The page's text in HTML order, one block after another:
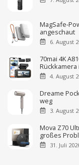
MagSafe-
angeschaut
6. August
70mai 4K
4. August
Dreame
weg
3. August
Mova Z70
großes
31. Juli